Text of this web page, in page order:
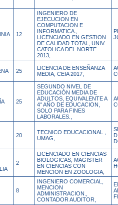
12
INGENIERO DE
EJECUCION EN
COMPUTACION E
INFORMATICA.,
LICENCIADO EN GESTION
DE CALIDAD TOTAL, UNIV.
CATOLICA DEL NORTE
2013,
25
LICENCIA DE ENSEÑANZA
MEDIA, CEIA 2017,
25
SEGUNDO NIVEL DE
EDUCACIÓN MEDIA DE
ADULTOS, EQUIVALENTE A
4° AÑO DE EDUCACION,
SOLO PARA FINES
LABORALES.,
20
TECNICO EDUCACIONAL ,
UMAG,
2
LICENCIADO EN CIENCIAS
BIOLOGICAS, MAGISTER
EN CIENCIAS CON
MENCION EN ZOOLOGIA,
8
INGENIERO COMERCIAL,
MENCION
ADMINISTRACION.,
CONTADOR AUDITOR,